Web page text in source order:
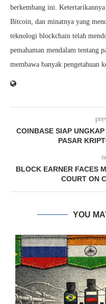
berkembang ini.
Bitcoin, dan minatnya yang
teknologi blockchain telah
pemahaman mendalam tentang
membawa banyak pengetahuan
COINBASE SIAP
PASAR
BLOCK EARNER FACES
COURT ON
YOU